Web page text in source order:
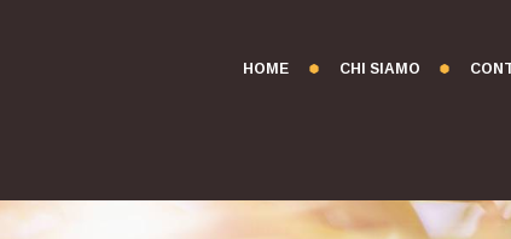
HOME CHI SIAMO